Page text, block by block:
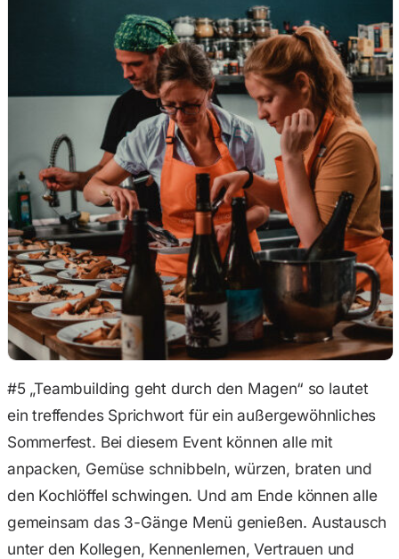
#5 „Teambuilding geht durch den Magen“ so lautet
ein treffendes Sprichwort für ein außergewöhnliches
Sommerfest. Bei diesem Event können alle mit
anpacken, Gemüse schnibbeln, würzen, braten und
den Kochlöffel schwingen. Und am Ende können alle
gemeinsam das 3-Gänge Menü genießen. Austausch
unter den Kollegen, Kennenlernen, Vertrauen und